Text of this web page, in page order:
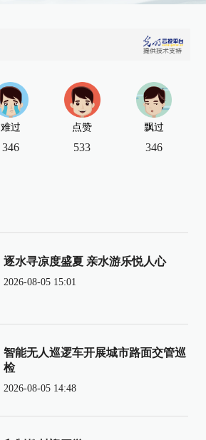
难过
346
点赞
533
飘过
346
逐水寻凉度盛夏 亲水游乐悦人心
2026-08-05 15:01
智能无人巡逻车开展城市路面交管巡
检
2026-08-05 14:48